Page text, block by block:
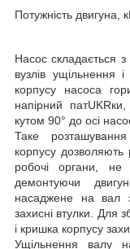
Потужність двигуна,
Насос складається
вузлів ущільнення
корпусу насоса
напірний
кутом 90° до осі
Таке
корпусу дозволяють
робочі органи,
демонтуючи
насаджене на вал
захисні втулки. Для
і кришка корпусу
Ущільнення валу